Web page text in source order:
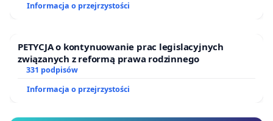
Informacja o przejrzystości
PETYCJA o kontynuowanie prac legislacyjnych
związanych z reformą prawa rodzinnego
331 podpisów
Informacja o przejrzystości